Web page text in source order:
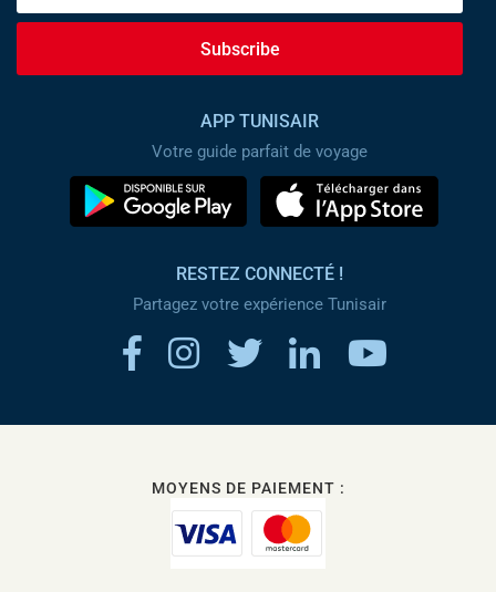
Subscribe
APP TUNISAIR
Votre guide parfait de voyage
RESTEZ CONNECTÉ !
Partagez votre expérience Tunisair
MOYENS DE PAIEMENT :